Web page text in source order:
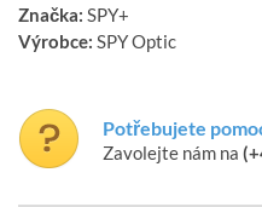
Značka: SPY+
Výrobce: SPY Optic
Potřebujete
Zavolejte nám na